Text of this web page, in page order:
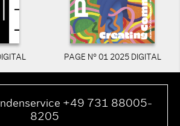
PAGE N° 01 2025 DIGITAL
+49 731 88005-
8205